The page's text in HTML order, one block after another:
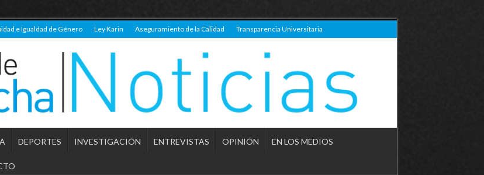
e Igualdad de Género Ley Karin Aseguramiento de la Calidad Transparencia Universitaria
DEPORTES INVESTIGACIÓN ENTREVISTAS OPINIÓN EN LOS MEDIOS